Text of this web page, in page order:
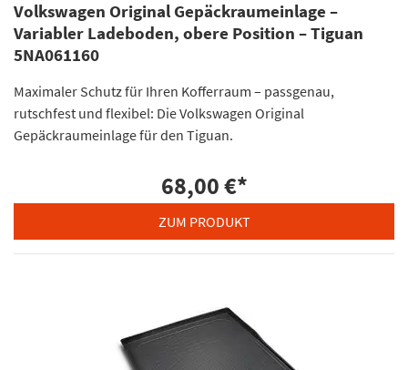
Volkswagen Original Gepäckraumeinlage –
Variabler Ladeboden, obere Position – Tiguan
5NA061160
Maximaler Schutz für Ihren Kofferraum – passgenau,
rutschfest und flexibel: Die Volkswagen Original
Gepäckraumeinlage für den Tiguan.
68,00 €*
ZUM PRODUKT